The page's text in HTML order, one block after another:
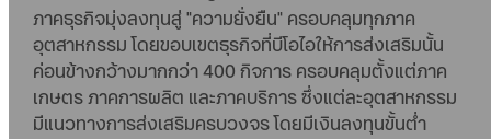
ภาคธุรกิจมุ่งลงทุนสู่ "ความยั่งยืน" ครอบคลุมทุกภาค
อุตสาหกรรม โดยขอบเขตธุรกิจที่บีโอไอให้การส่งเสริมนั้น
ค่อนข้างกว้างมากกว่า 400 กิจการ ครอบคลุมตั้งแต่ภาค
เกษตร ภาคการผลิต และภาคบริการ ซึ่งแต่ละอุตสาหกรรม
มีแนวทางการส่งเสริมครบวงจร โดยมีเงินลงทุนขั้นต่ำ